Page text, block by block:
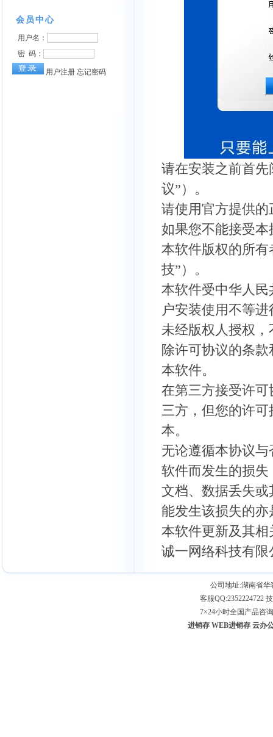
请在安装之前首
议”）。
请使用官方提供
如果您不能接受
本软件版权的所
技”）。
本软件受中华人
户安装使用不等
未经版权人授权
除许可协议的条
本软件。
在第三方接受许
三方，但您的许
本。
无论遵循本协议
软件而发生的损
文档、数据丢失
能发生该损失的亦
本软件更新及其
诚一网络科技有限
公司地址:湖南省
客服QQ:2352224722
7×24小时全国产品咨
进销存 WEB进销存 云办